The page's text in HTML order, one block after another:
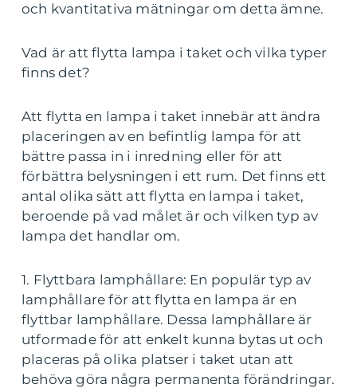
och kvantitativa mätningar om detta ämne.
Vad är att flytta lampa i taket och vilka typer
finns det?
Att flytta en lampa i taket innebär att ändra
placeringen av en befintlig lampa för att
bättre passa in i inredning eller för att
förbättra belysningen i ett rum. Det finns ett
antal olika sätt att flytta en lampa i taket,
beroende på vad målet är och vilken typ av
lampa det handlar om.
1. Flyttbara lamphållare: En populär typ av
lamphållare för att flytta en lampa är en
flyttbar lamphållare. Dessa lamphållare är
utformade för att enkelt kunna bytas ut och
placeras på olika platser i taket utan att
behöva göra några permanenta förändringar.